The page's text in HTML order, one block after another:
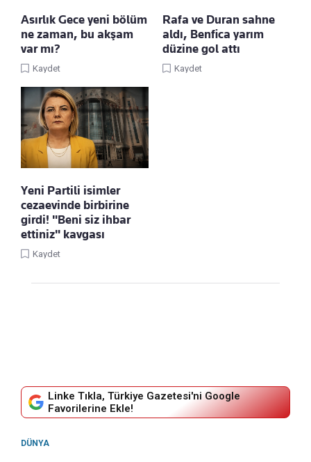
Asırlık Gece yeni bölüm
ne zaman, bu akşam
var mı?
Kaydet
Rafa ve Duran sahne
aldı, Benfica yarım
düzine gol attı
Kaydet
Yeni Partili isimler
cezaevinde birbirine
girdi! "Beni siz ihbar
ettiniz" kavgası
Kaydet
Linke Tıkla, Türkiye Gazetesi'ni Google
Favorilerine Ekle!
DÜNYA